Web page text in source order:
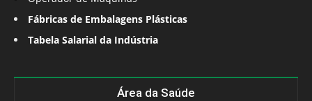
Fábricas de Embalagens Plásticas
Tabela Salarial da Indústria
Área da Saúde